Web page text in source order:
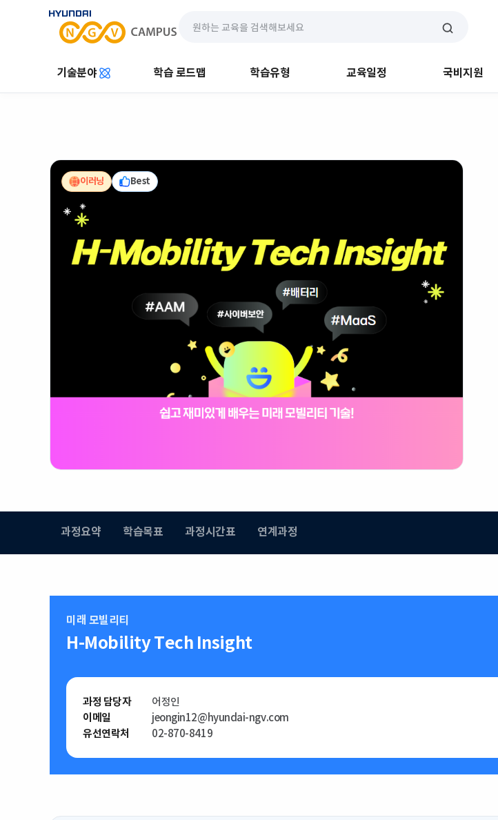
기술분야 학습 로드맵 학습유형 교육일정 국비지원
이러닝 Best
과정요약 학습목표 과정시간표 연계과정
미래 모빌리티
H-Mobility Tech Insight
과정 담당자
어정인
이메일
jeongin12@hyundai-ngv.com
유선연락처
02-870-8419